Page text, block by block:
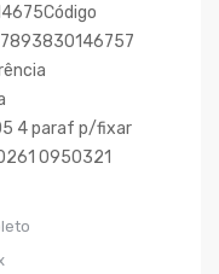
4 paraf p/fixar
0950321